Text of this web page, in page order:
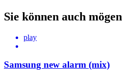
Sie können auch mögen
play
Samsung new alarm (mix)